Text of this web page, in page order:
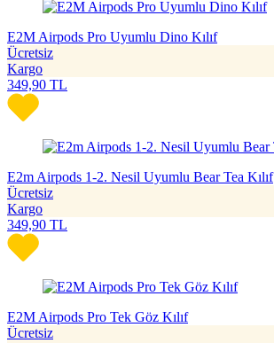
E2M Airpods Pro Uyumlu Dino Kılıf
Ücretsiz
Kargo
349,90 TL
E2m Airpods 1-2. Nesil Uyumlu Bear Tea Kılıf
Ücretsiz
Kargo
349,90 TL
E2M Airpods Pro Tek Göz Kılıf
Ücretsiz